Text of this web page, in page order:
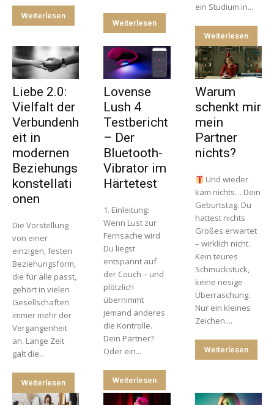
Weiterlesen
Weiterlesen
ein Studium in...
Weiterlesen
Liebe 2.0:
Vielfalt der
Verbundenh
eit in
modernen
Beziehungs
konstellati
onen
Die Vorstellung
von einer
einzigen, festen
Beziehungsform,
die für alle passt,
gehört in vielen
Gesellschaften
immer mehr der
Vergangenheit
an. Lange Zeit
galt die...
Weiterlesen
Lovense
Lush 4
Testbericht
– Der
Bluetooth-
Vibrator im
Härtetest
1. Einleitung:
Wenn Lust zur
Fernsache wird
Du liegst
entspannt auf
der Couch – und
plötzlich
übernimmt
jemand anderes
die Kontrolle.
Dein Partner?
Oder ein...
Weiterlesen
Warum
schenkt mir
mein
Partner
nichts?
Und wieder
kam nichts… Dein
Geburtstag. Du
hattest nichts
Großes erwartet
– wirklich nicht.
Kein teures
Schmuckstück,
keine riesige
Überraschung.
Nur ein kleines
Zeichen....
Weiterlesen